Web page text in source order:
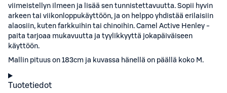
viimeistellyn ilmeen ja lisää sen tunnistettavuutta. Sopii hyvin
arkeen tai viikonloppukäyttöön, ja on helppo yhdistää erilaisiin
alaosiin, kuten farkkuihin tai chinoihin. Camel Active Henley -
paita tarjoaa mukavuutta ja tyylikkyyttä jokapäiväiseen
käyttöön.
Mallin pituus on 183cm ja kuvassa hänellä on päällä koko M.
Tuotetiedot